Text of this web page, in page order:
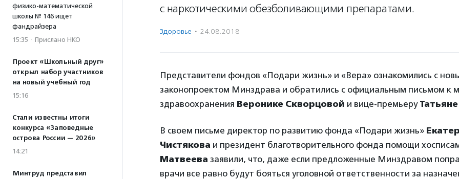
физико-математической
школы № 146 ищет
фандрайзера
15:35 · Прислано НКО
Проект «Школьный друг»
открыл набор участников
на новый учебный год
15:16
Стали известны итоги
конкурса «Заповедные
острова России — 2026»
14:21
Минтруд представил
с наркотическими обезболивающими препаратами.
Здоровье · 24.08.2018
Представители фондов «Подари жизнь» и «Вера» ознакомились с
законопроектом Минздрава и обратились с официальным письмом к
здравоохранения Веронике Скворцовой и вице-премьеру
В своем письме директор по развитию фонда «Подари жизнь»
Чистякова и президент благотворительного фонда помощи
Матвеева заявили, что, даже если предложенные Минздравом
врачи все равно будут бояться уголовной ответственности за